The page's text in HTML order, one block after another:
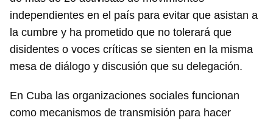
independientes en el país para evitar que asistan a
la cumbre y ha prometido que no tolerará que
disidentes o voces críticas se sienten en la misma
mesa de diálogo y discusión que su delegación.
En Cuba las organizaciones sociales funcionan
como mecanismos de transmisión para hacer